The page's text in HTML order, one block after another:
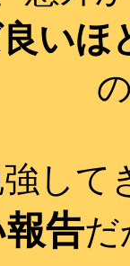
いほ
して
報告だ